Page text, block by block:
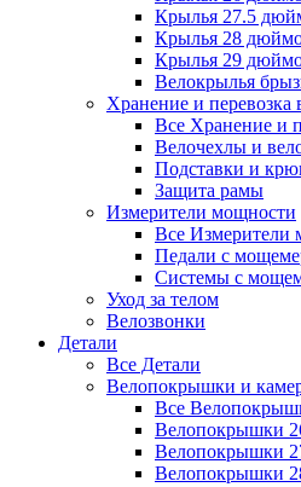
Крылья 27.5
Крылья 28
Крылья 29
Велокрылья
Хранение и перевозка
Все Хранение и
Велочехлы и
Подставки и
Защита рамы
Измерители мощности
Все Измерители
Педали с
Системы с
Уход за телом
Велозвонки
Детали
Все Детали
Велопокрышки и
Все
Велопокрышки
Велопокрышки
Велопокрышки